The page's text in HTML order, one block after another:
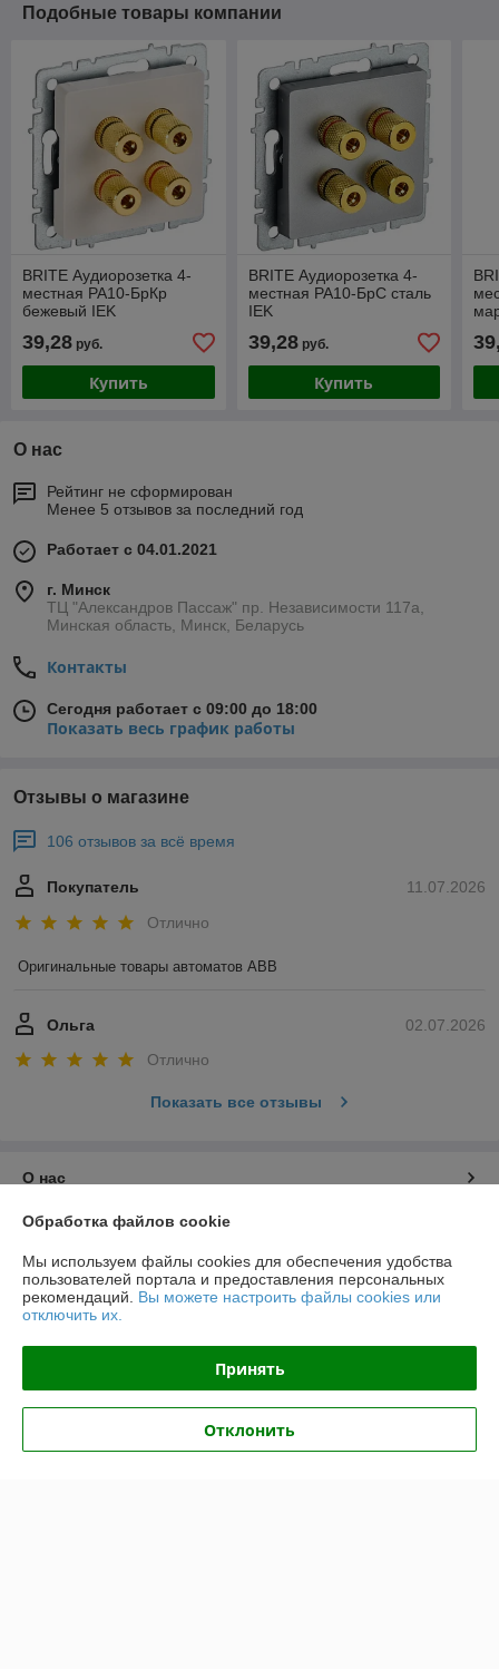
Подобные товары компании
BRITE Аудиорозетка 4-
местная РА10-БрКр
бежевый IEK
39,28 руб.
Купить
BRITE Аудиорозетка 4-
местная РА10-БрС сталь
IEK
39,28руб.
Купить
О нас
Рейтинг не сформирован
Менее 5 отзывов за последний год
Работает с 04.01.2021
г. Минск
ТЦ "Александров Пассаж" пр. Независимости 117а,
Минская область, Минск, Беларусь
Контакты
Сегодня работает с 09:00 до 18:00
Показать весь график работы
Отзывы о магазине
106 отзывов за всё время
11.07.2026
Покупатель
Отлично
Оригинальные товары автоматов ABB
02.07.2026
Ольга
Отлично
Показать все отзывы
О нас
Контакты
Доставка и оплата
Полная версия сайта
Политика обработки cookies
Обработка файлов cookie
Мы используем файлы cookies для обеспечения удобства
пользователей портала и предоставления персональных
рекомендаций. Вы можете настроить файлы cookies или
отключить их.
Принять
Отклонить